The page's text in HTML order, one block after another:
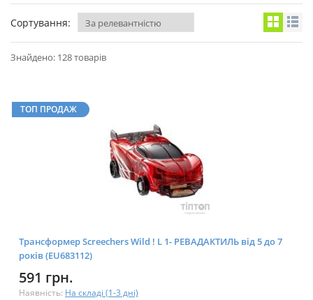
Сортування:
Знайдено: 128 товарів
ТОП ПРОДАЖ
Трансформер Screechers Wild ! L 1- РЕВАДАКТИЛЬ від 5 до 7
років (EU683112)
591 грн.
Наявність: На складі (1-3 дні)